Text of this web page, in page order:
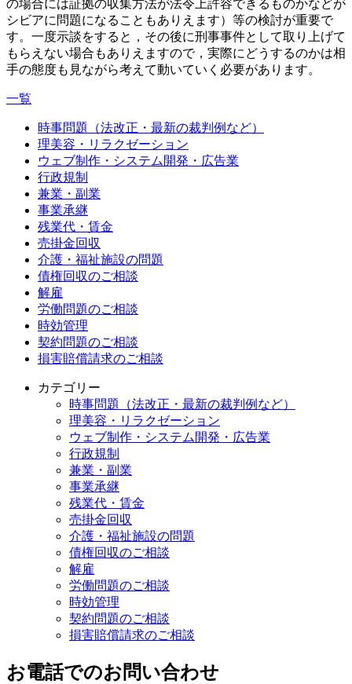
の場合には証拠の収集方法が法令上許容できるものかなどが
シビアに問題になることもありえます）等の検討が重要で
す。一度示談をすると，その後に刑事事件として取り上げて
もらえない場合もありえますので，実際にどうするのかは相
手の態度も見ながら考えて動いていく必要があります。
一覧
時事問題（法改正・最新の裁判例など）
理美容・リラクゼーション
ウェブ制作・システム開発・広告業
行政規制
兼業・副業
事業承継
残業代・賃金
売掛金回収
介護・福祉施設の問題
債権回収のご相談
解雇
労働問題のご相談
時効管理
契約問題のご相談
損害賠償請求のご相談
カテゴリー
時事問題（法改正・最新の裁判例など）
理美容・リラクゼーション
ウェブ制作・システム開発・広告業
行政規制
兼業・副業
事業承継
残業代・賃金
売掛金回収
介護・福祉施設の問題
債権回収のご相談
解雇
労働問題のご相談
時効管理
契約問題のご相談
損害賠償請求のご相談
お電話でのお問い合わせ